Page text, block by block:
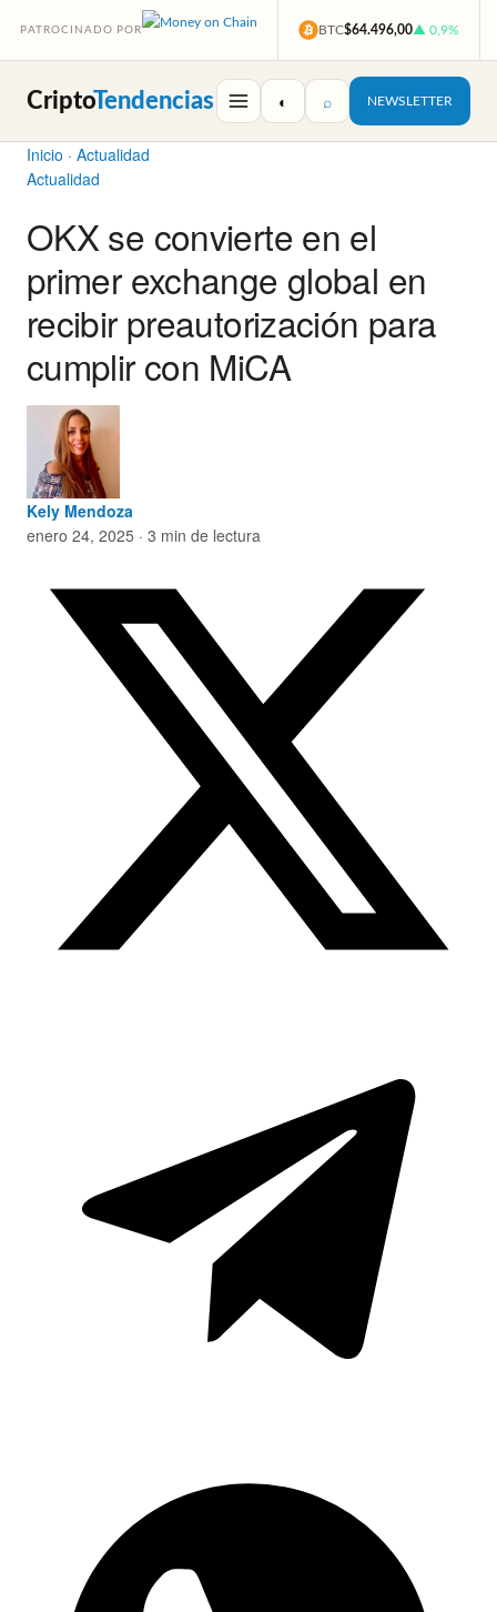
PATROCINADO POR BTC$64.496,00▲ 0,9%
CriptoTendencias ◐ ⌕ NEWSLETTER
Inicio · Actualidad
Actualidad
OKX se convierte en el
primer exchange global en
recibir preautorización para
cumplir con MiCA
Kely Mendoza
enero 24, 2025 · 3 min de lectura